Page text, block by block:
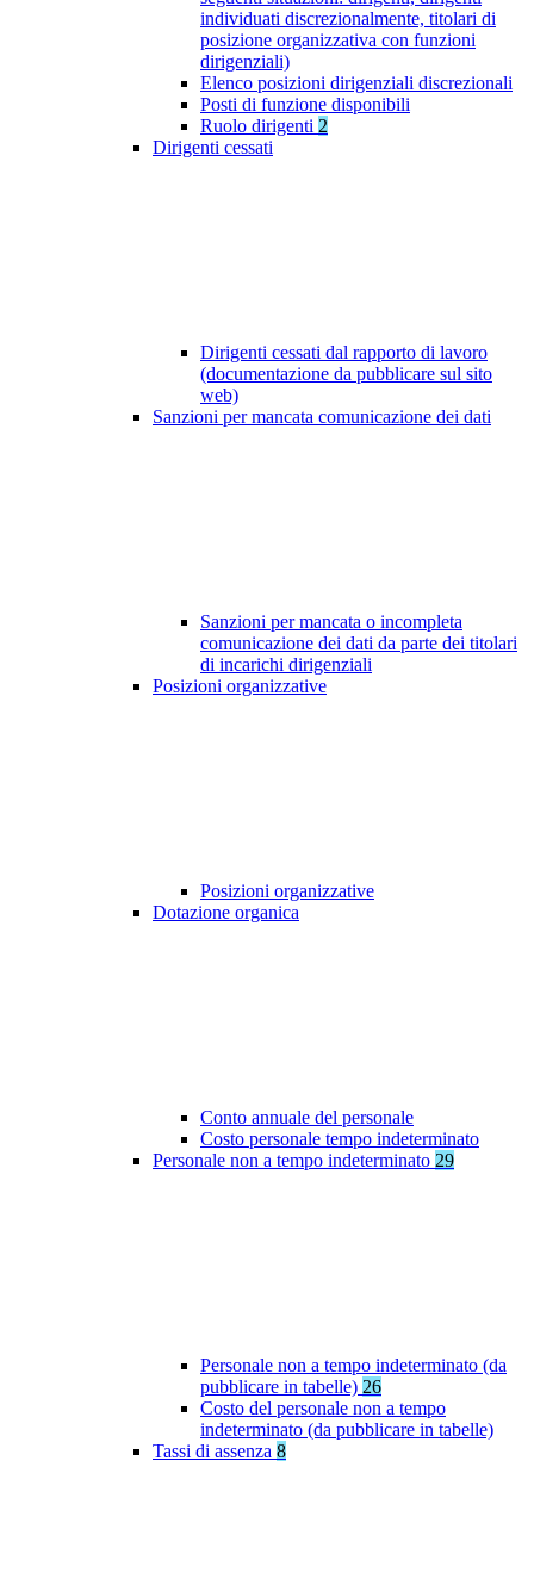
individuati discrezionalmente, titolari di
posizione organizzativa con funzioni
dirigenziali)
Elenco posizioni dirigenziali discrezionali
Posti di funzione disponibili
Ruolo dirigenti 2
Dirigenti cessati
Dirigenti cessati dal rapporto di lavoro
(documentazione da pubblicare sul sito
web)
Sanzioni per mancata comunicazione dei dati
Sanzioni per mancata o incompleta
comunicazione dei dati da parte dei titolari
di incarichi dirigenziali
Posizioni organizzative
Posizioni organizzative
Dotazione organica
Conto annuale del personale
Costo personale tempo indeterminato
Personale non a tempo indeterminato 29
Personale non a tempo indeterminato (da
pubblicare in tabelle) 26
Costo del personale non a tempo
indeterminato (da pubblicare in tabelle)
Tassi di assenza 8